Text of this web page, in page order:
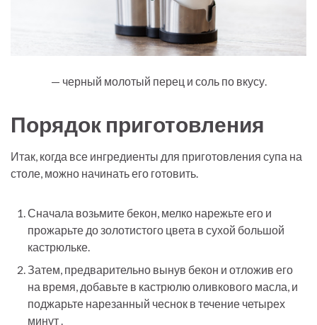
— черный молотый перец и соль по вкусу.
Порядок приготовления
Итак, когда все ингредиенты для приготовления супа на
столе, можно начинать его готовить.
Сначала возьмите бекон, мелко нарежьте его и
прожарьте до золотистого цвета в сухой большой
кастрюльке.
Затем, предварительно вынув бекон и отложив его
на время, добавьте в кастрюлю оливкового масла, и
поджарьте нарезанный чеснок в течение четырех
минут .